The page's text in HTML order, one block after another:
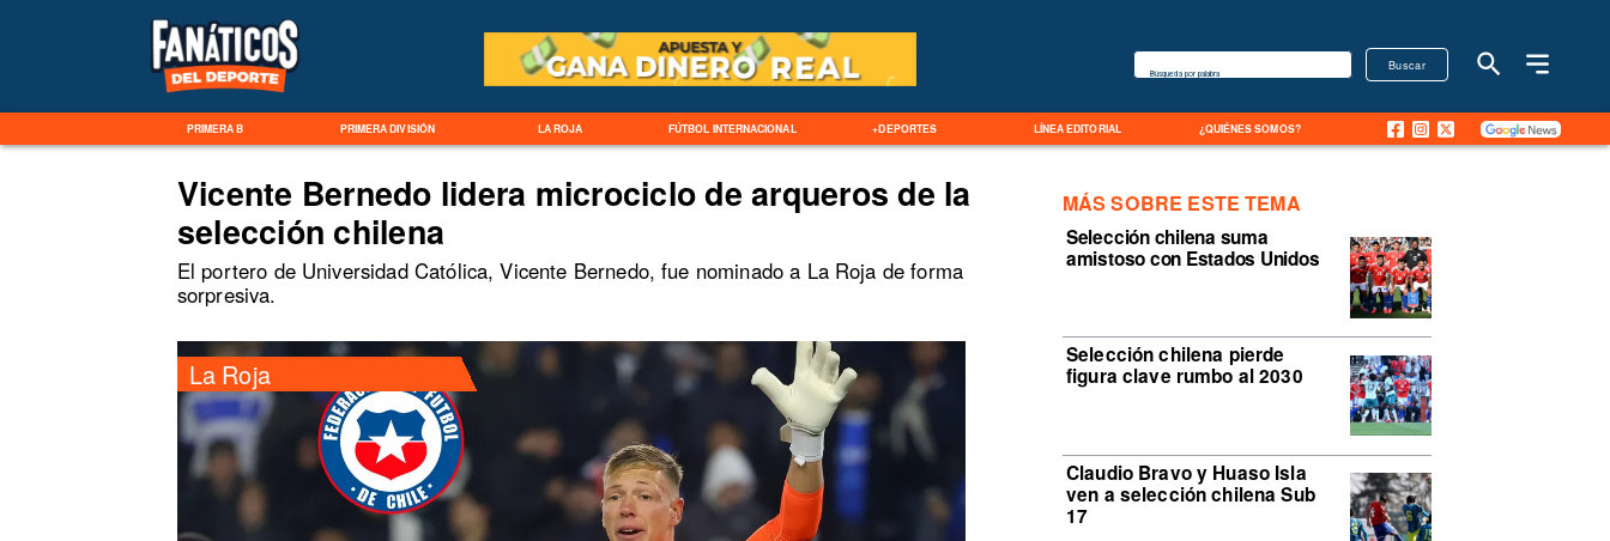
PRIMERA B PRIMERA DIVISIÓN LA ROJA FÚTBOL INTERNACIONAL +DEPORTES LÍNEA EDITORIAL ¿QUIÉNES SOMOS?
Buscar
Búsqueda por palabra
La Roja
Selección chilena suma
amistoso con Estados Unidos
Selección chilena pierde
figura clave rumbo al 2030
Claudio Bravo y Huaso Isla
ven a selección chilena Sub
17
MÁS SOBRE ESTE TEMA
Vicente Bernedo lidera microciclo de arqueros de la
selección chilena
El portero de Universidad Católica, Vicente Bernedo, fue nominado a La Roja de forma
sorpresiva.